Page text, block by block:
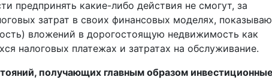
предпринять какие-либо действия не смогут, за
затрат в своих финансовых моделях,
вложений в дорогостоящую недвижимость как
налоговых платежах и затратах на обслуживание.
получающих главным образом инвестиционные